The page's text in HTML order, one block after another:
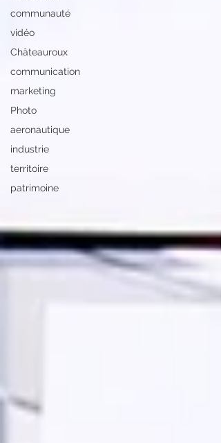
communauté
vidéo
Châteauroux
communication
marketing
Photo
aeronautique
industrie
territoire
patrimoine